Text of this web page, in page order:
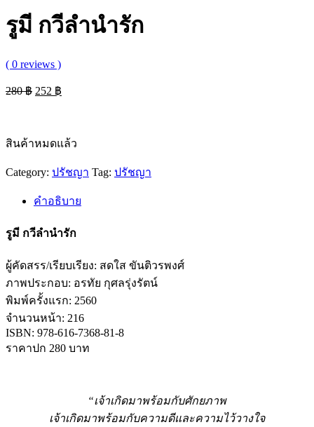
รูมี กวีลำนำรัก
( 0 reviews )
280฿ Original
price
252 ฿
price
สินค้าหมดแล้ว
Category: ปรัชญา Tag: ปรัชญา
คำอธิบาย
รูมี กวีลำนำรัก
ผู้คัดสรร/เรียบเรียง: สดใส ขันติวรพงศ์
ภาพประกอบ: อรทัย กุศลรุ่งรัตน์
พิมพ์ครั้งแรก: 2560
จำนวนหน้า: 216
ISBN: 978-616-7368-81-8
ราคาปก 280 บาท
“เจ้าเกิดมาพร้อมกับศักยภาพ
เจ้าเกิดมาพร้อมกับความดีและความไว้วางใจ